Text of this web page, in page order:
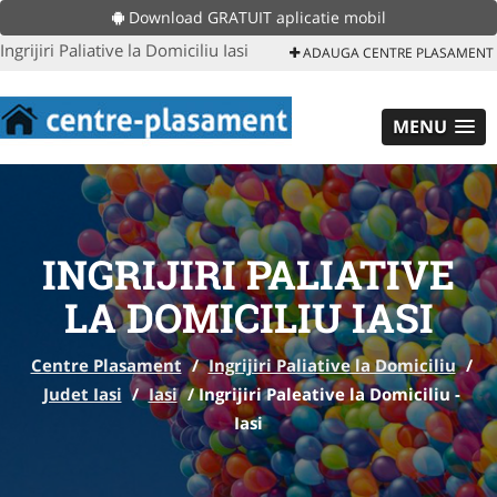
Download GRATUIT aplicatie mobil
Ingrijiri Paliative la Domiciliu Iasi ADAUGA CENTRE PLASAMENT
MENU
INGRIJIRI PALIATIVE
LA DOMICILIU IASI
Centre Plasament / Ingrijiri Paliative la Domiciliu /
Judet Iasi / Iasi /Ingrijiri Paleative la Domiciliu -
Iasi